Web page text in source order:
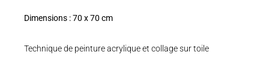
Dimensions : 70 x 70 cm
Technique de peinture acrylique et collage sur toile